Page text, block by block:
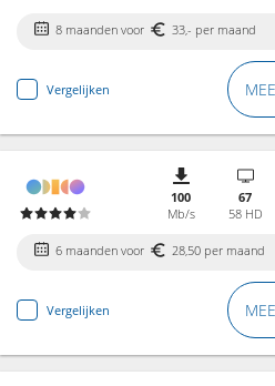
8 maanden voor 33,- per maand
Vergelijken
100
Mb/s
67
58 HD
6 maanden voor 28,50 per maand
Vergelijken